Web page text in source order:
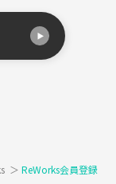
＞ ReWorks会員登録